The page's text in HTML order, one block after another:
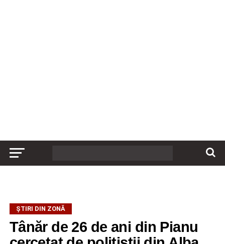
ȘTIRI DIN ZONĂ
Tânăr de 26 de ani din Pianu